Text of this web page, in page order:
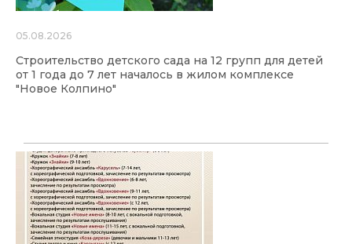
05.08.2026
Строительство детского сада на 12 групп для детей
от 1 года до 7 лет началось в жилом комплексе
"Новое Колпино"